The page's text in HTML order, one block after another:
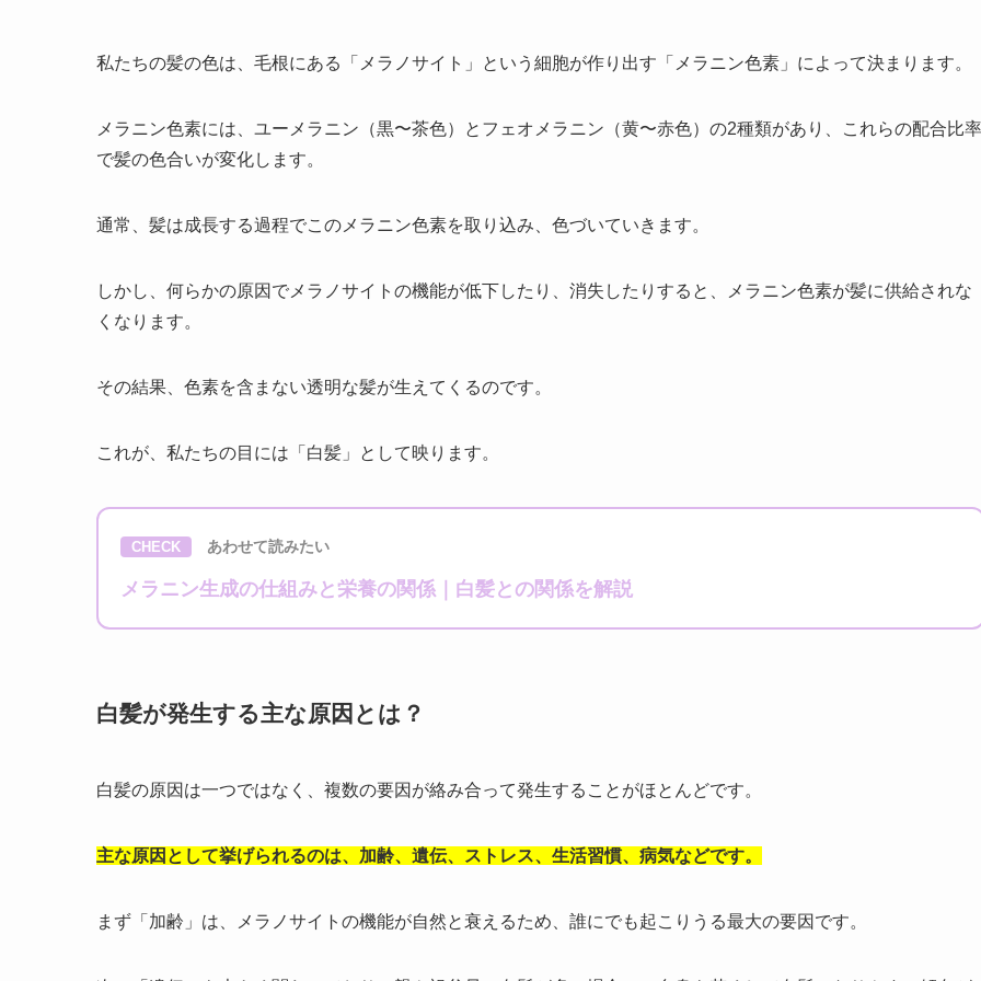
私たちの髪の色は、毛根にある「メラノサイト」という細胞が作り出す「メラニン色素」によって決まります。
メラニン色素には、ユーメラニン（黒〜茶色）とフェオメラニン（黄〜赤色）の2種類があり、これらの配合比率
で髪の色合いが変化します。
通常、髪は成長する過程でこのメラニン色素を取り込み、色づいていきます。
しかし、何らかの原因でメラノサイトの機能が低下したり、消失したりすると、メラニン色素が髪に供給されな
くなります。
その結果、色素を含まない透明な髪が生えてくるのです。
これが、私たちの目には「白髪」として映ります。
CHECK あわせて読みたい
メラニン生成の仕組みと栄養の関係｜白髪との関係を解説
白髪が発生する主な原因とは？
白髪の原因は一つではなく、複数の要因が絡み合って発生することがほとんどです。
主な原因として挙げられるのは、加齢、遺伝、ストレス、生活習慣、病気などです。
まず「加齢」は、メラノサイトの機能が自然と衰えるため、誰にでも起こりうる最大の要因です。